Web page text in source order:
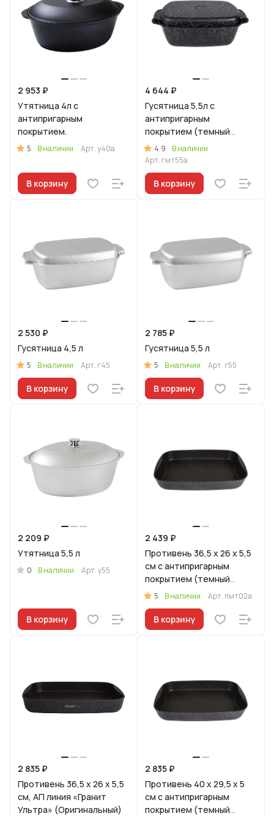
2 953 ₽
Утятница 4л с
антипригарным
покрытием.
5 В наличии Арт.у40а
В корзину
4 644 ₽
Гусятница 5,5л с
антипригарным
покрытием (темный
мрамор)
4.9
В наличии
Арт. гмт55а
В корзину
2 530 ₽
Гусятница 4,5 л
5 В наличии Арт. г45
В корзину
2 785 ₽
Гусятница 5,5 л
5 В наличии Арт. г55
В корзину
2 209 ₽
Утятница 5,5 л
0 В наличии Арт.у55
В корзину
2 439 ₽
Противень 36,5 x 26 x 5,5
см с антипригарным
покрытием (темный
мрамор)
5 В наличии Арт. пмт02а
В корзину
2 835 ₽
Противень 36,5 x 26 x 5,5
см, АП линия «Гранит
Ультра» (Оригинальный)
2 835 ₽
Противень 40 x 29,5 x 5
см с антипригарным
покрытием (темный